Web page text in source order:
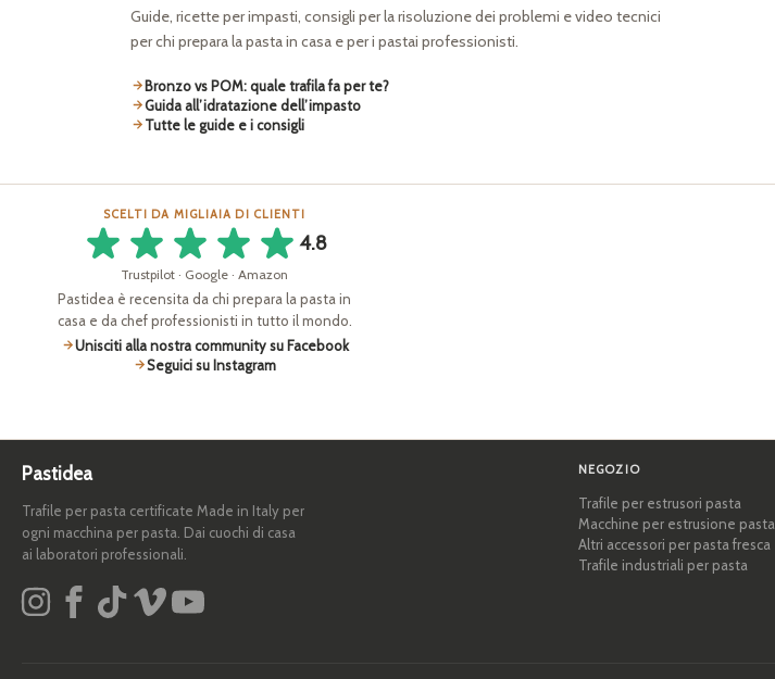
Guide, ricette per impasti, consigli per la risoluzione dei problemi e video tecnici
per chi prepara la pasta in casa e per i pastai professionisti.
Bronzo vs POM: quale trafila fa per te?
Guida all’idratazione dell’impasto
Tutte le guide e i consigli
SCELTI DA MIGLIAIA DI CLIENTI
4.8
Trustpilot · Google · Amazon
Pastidea è recensita da chi prepara la pasta in
casa e da chef professionisti in tutto il mondo.
Unisciti alla nostra community su Facebook
Seguici su Instagram
Pastidea
Trafile per pasta certificate Made in Italy per
ogni macchina per pasta. Dai cuochi di casa
ai laboratori professionali.
NEGOZIO
Trafile per estrusori pasta
Macchine per estrusione pasta
Altri accessori per pasta fresca
Trafile industriali per pasta